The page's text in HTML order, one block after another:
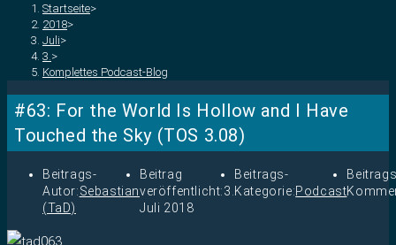
Startseite>
2018>
Juli>
3. >
Komplettes Podcast-Blog
#63: For the World Is Hollow and I Have
Touched the Sky (TOS 3.08)
Beitrags-
Autor:Sebastian
(TaD)
Beitrag
veröffentlicht:3.
Juli 2018
Beitrags-
Kategorie:Podcast